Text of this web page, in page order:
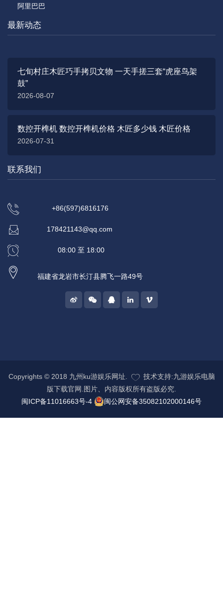
阿里巴巴
最新动态
七旬村庄木匠巧手拷贝文物 一天手搓三套“虎座鸟架
鼓”
2026-08-07
数控开榫机 数控开榫机价格 木匠多少钱 木匠价格
2026-07-31
联系我们
+86(597)6816176
178421143@qq.com
08:00 至 18:00
福建省龙岩市长汀县腾飞一路49号
Copyrights © 2018 九州ku游娱乐网址.
技术支持:九游娱乐电脑
版下载官网.图片、内容版权所有盗版必究.
闽ICP备11016663号-4
闽公网安备35082102000146号